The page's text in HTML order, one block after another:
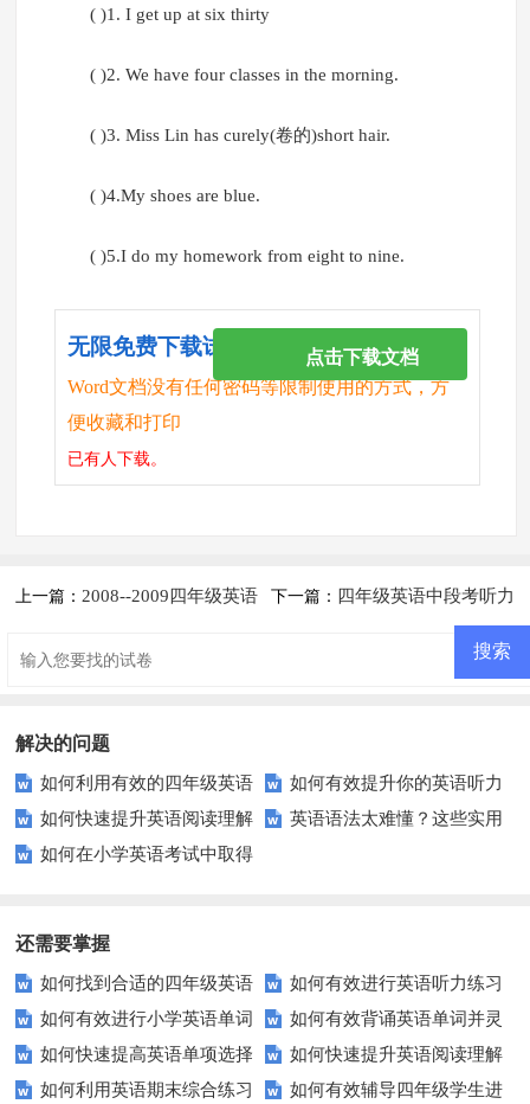
( )1. I get up at six thirty
( )2. We have four classes in the morning.
( )3. Miss Lin has curely(卷的)short hair.
( )4.My shoes are blue.
( )5.I do my homework from eight to nine.
无限免费下载试卷
Word文档没有任何密码等限制使用的方式，方
便收藏和打印
已有人下载。
点击下载文档
上一篇： 2008--2009四年级英语 下一篇： 四年级英语中段考听力
解决的问题
如何利用有效的四年级英语
试卷提高孩子的学习成绩？
如何有效提升你的英语听力
理解能力？试试这些技巧！
如何快速提升英语阅读理解
能力？这些技巧你必须知道！
英语语法太难懂？这些实用
如何在小学英语考试中取得
还需要掌握
如何找到合适的四年级英语
期末测试卷来提高孩子的成绩？
如何有效进行英语听力练习
以快速提升？
如何有效进行小学英语单词
与短语的默写练习？家长和老师
必看！
如何有效背诵英语单词并灵
活运用？
如何快速提高英语单项选择
题的得分？
如何快速提升英语阅读理解
能力？这些技巧你必须知道！
如何利用英语期末综合练习
如何有效辅导四年级学生进